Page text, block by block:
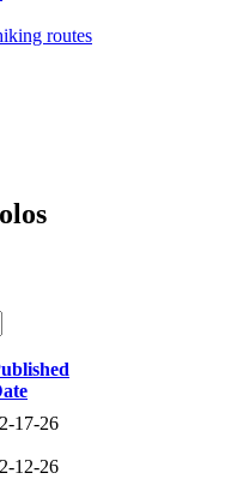
routes
17-26
12-26